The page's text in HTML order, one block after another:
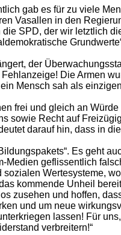
gab es für zu viele
Vasallen in den
SPD, der wir letztlich
der
Die Armen
Mensch sah als
frei und gleich an
sowie Recht auf
darauf hin, dass in
Es geht
Medien geflissentlich
Wertesysteme,
kommende Unheil
zusehen und hoffen,
und um neue
lassen! Für
verbreitern!“